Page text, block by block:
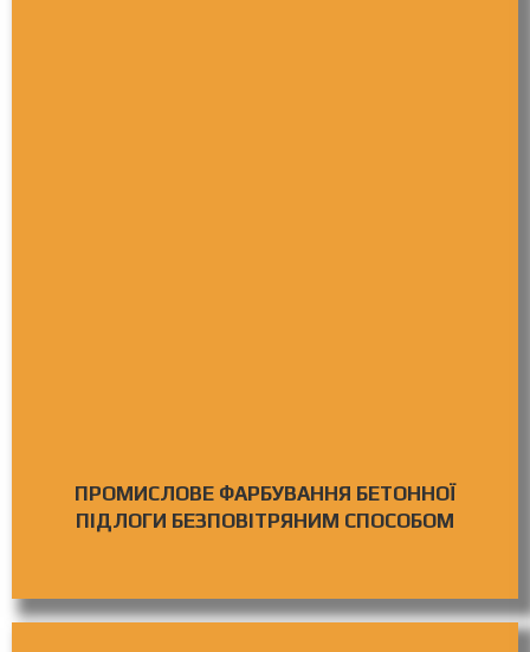
ПРОМИСЛОВЕ ФАРБУВАННЯ БЕТОННОЇ
ПІДЛОГИ БЕЗПОВІТРЯНИМ СПОСОБОМ